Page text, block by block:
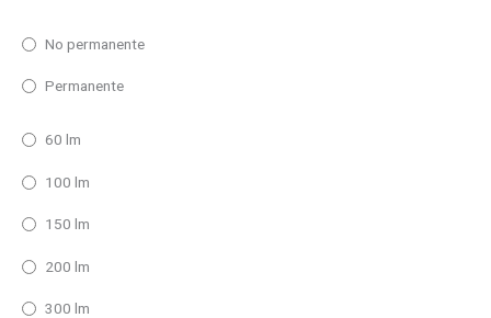
No permanente
Permanente
60 lm
100 lm
150 lm
200 lm
300 lm